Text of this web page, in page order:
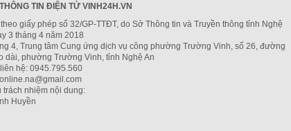
TIN ĐIỆN TỬ VINH24H.VN
giấy phép số 32/GP-TTĐT, do Sở Thông tin và Truyền thông tỉnh Nghệ
3 tháng 4 năm 2018
4, Trung tâm Cung ứng dịch vụ công phường Trường Vinh, số 26, đường
dài, phường Trường Vinh, tỉnh Nghệ An
hệ: 0945.795.560
trách nhiệm nội dung:
Huyền